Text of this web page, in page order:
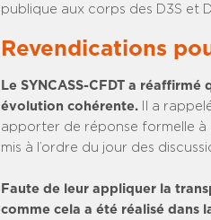
publique aux corps des D3S et
Revendications
Le SYNCASS-CFDT a
évolution cohérente.
Il a
apporter de réponse formelle à
mis à l’ordre du jour des
Faute de leur appliquer la
comme cela a été réalisé dans